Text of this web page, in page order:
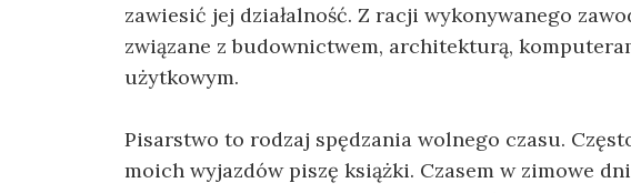
zawiesić jej działalność. Z racji wykonywanego
związane z budownictwem, architekturą,
użytkowym.
Pisarstwo to rodzaj spędzania wolnego czasu.
moich wyjazdów piszę książki. Czasem w zimowe